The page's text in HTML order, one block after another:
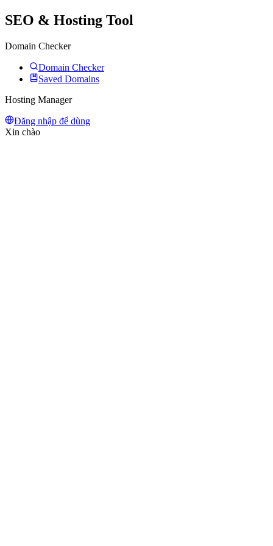
SEO & Hosting Tool
Domain Checker
Domain Checker
Saved Domains
Hosting Manager
Đăng nhập để dùng
Xin chào